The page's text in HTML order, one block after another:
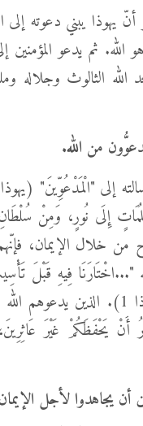
أنّ يهوذا يبني دعوته إلى
ثم يدعو المؤمنين
الله الثالوث وجلاله
من الله.
من خلال الإيمان،
أَنْ يَحْفَظَكُمْ غَيْرَ
أن يجاهدوا لأجل